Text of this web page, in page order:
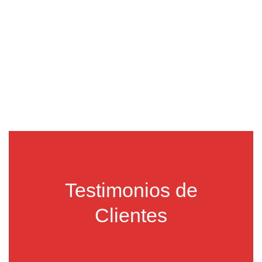
Testimonios de
Clientes